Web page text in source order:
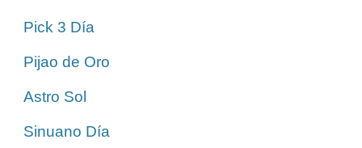
Pick 3 Día
Pijao de Oro
Astro Sol
Sinuano Día